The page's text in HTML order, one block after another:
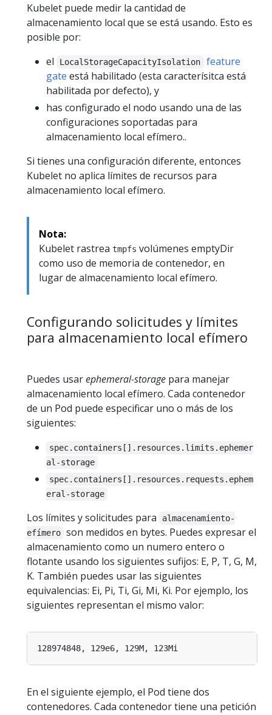
Kubelet puede medir la cantidad de
almacenamiento local que se está usando. Esto es
posible por:
el
LocalStorageCapacityIsolation
feature
gate está habilitado (esta caracterísitca está
habilitada por defecto), y
has configurado el nodo usando una de las
configuraciones soportadas para
almacenamiento local efímero..
Si tienes una configuración diferente, entonces
Kubelet no aplica límites de recursos para
almacenamiento local efímero.
Nota:
Kubelet rastrea tmpfs volúmenes emptyDir
como uso de memoria de contenedor, en
lugar de almacenamiento local efímero.
Configurando solicitudes y límites
para almacenamiento local efímero
Puedes usarephemeral-storage para manejar
almacenamiento local efímero. Cada contenedor
de un Pod puede especificar uno o más de los
siguientes:
spec.containers[].resources.limits.ephemer
al-storage
spec.containers[].resources.requests.ephem
eral-storage
Los límites y solicitudes para
almacenamiento-
efímero son medidos en bytes. Puedes expresar el
almacenamiento como un numero entero o
flotante usando los siguientes sufijos: E, P, T, G, M,
K. También puedes usar las siguientes
equivalencias: Ei, Pi, Ti, Gi, Mi, Ki. Por ejemplo, los
siguientes representan el mismo valor:
En el siguiente ejemplo, el Pod tiene dos
contenedores. Cada contenedor tiene una petición